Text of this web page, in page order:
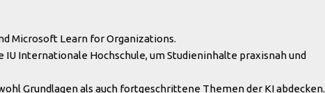
Microsoft Learn for Organizations.
IU Internationale Hochschule, um Studieninhalte praxisnah und
Grundlagen als auch fortgeschrittene Themen der KI abdecken.